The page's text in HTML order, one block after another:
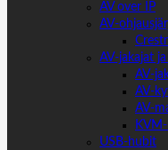
AV over IP
AV-
AV-jakajat
AV-
AV-
AV-
USB-hubit